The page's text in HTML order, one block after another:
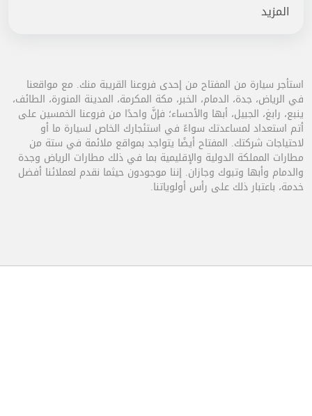
المزيد
استأجر سيارة من المفتاح من إحدى فروعنا القريبة منك. مع مواقعنا
في الرياض، جدة، الدمام، الخبر، مكة المكرمة، المدينة المنورة، الطائف،
ينبع، رابغ، الجبيل، أبها والأحساء؛ فإنَّ واحدًا من فروعنا الخمسين على
أتم استعداد لمساعدتك سواءً في استئجارك الخاص لسيارة ما أو
لاحتياجات شركتك. المفتاح أيضًا يتواجد بمواقع ملائمة في ستة من
مطارات المملكة الدولية والإقليمية بما في ذلك مطارات الرياض وجدة
والدمام وأبها وتبوك وجازان. إننا موجودون حيثما نقدم لعملائنا أفضل
خدمة، باعتبار ذلك على رأس أولوياتنا.